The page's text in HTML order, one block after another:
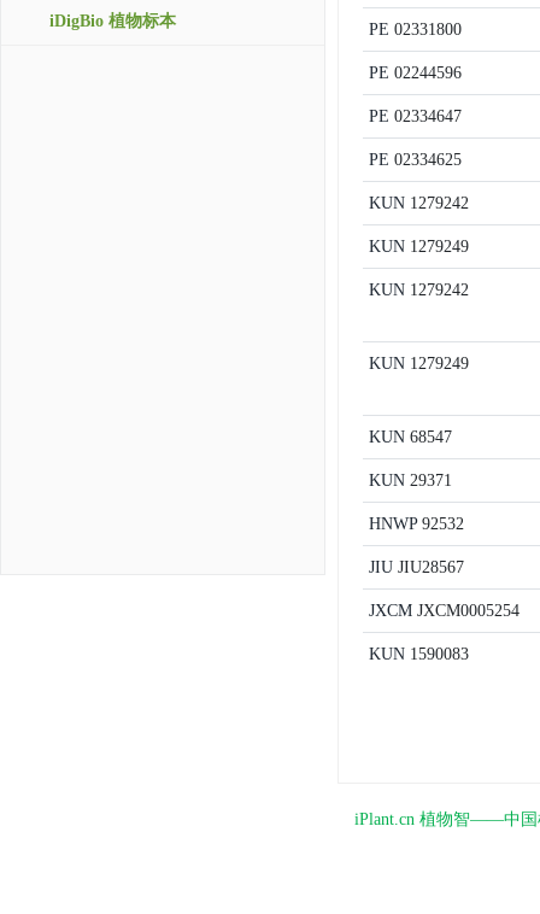
iDigBio 植物标本 PE 02331800
PE 02244596
PE 02334647
PE 02334625
KUN 1279242
KUN 1279249
KUN 1279242
KUN 1279249
KUN 68547
KUN 29371
HNWP92532
JIU JIU28567
JXCM JXCM0005254
KUN 1590083
iPlant.cn 植物智——中国